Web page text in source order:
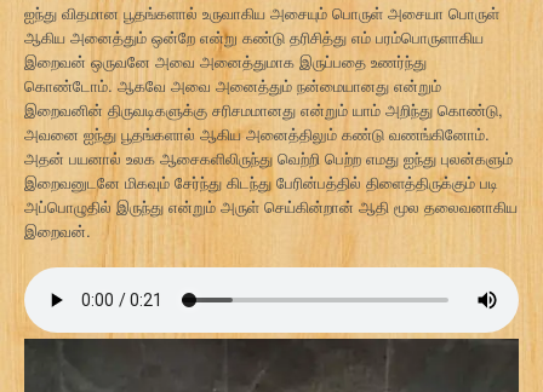
ஐந்து விதமான பூதங்களால் உருவாகிய அசையும் பொருள் அசையா பொருள்
ஆகிய அனைத்தும் ஒன்றே என்று கண்டு தரிசித்து எம் பரம்பொருளாகிய
இறைவன் ஒருவனே அவை அனைத்துமாக இருப்பதை உணர்ந்து
கொண்டோம். ஆகவே அவை அனைத்தும் நன்மையானது என்றும்
இறைவனின் திருவடிகளுக்கு சரிசமமானது என்றும் யாம் அறிந்து கொண்டு,
அவனை ஐந்து பூதங்களால் ஆகிய அனைத்திலும் கண்டு வணங்கினோம்.
அதன் பயனால் உலக ஆசைகளிலிருந்து வெற்றி பெற்ற எமது ஐந்து புலன்களும்
இறைவனுடனே மிகவும் சேர்ந்து கிடந்து பேரின்பத்தில் திளைத்திருக்கும் படி
அப்பொழுதில் இருந்து என்றும் அருள் செய்கின்றான் ஆதி மூல தலைவனாகிய
இறைவன்.